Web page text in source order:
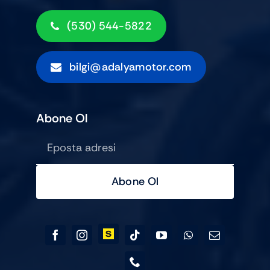
(530) 544-5822
bilgi@adalyamotor.com
Abone Ol
Abone Ol